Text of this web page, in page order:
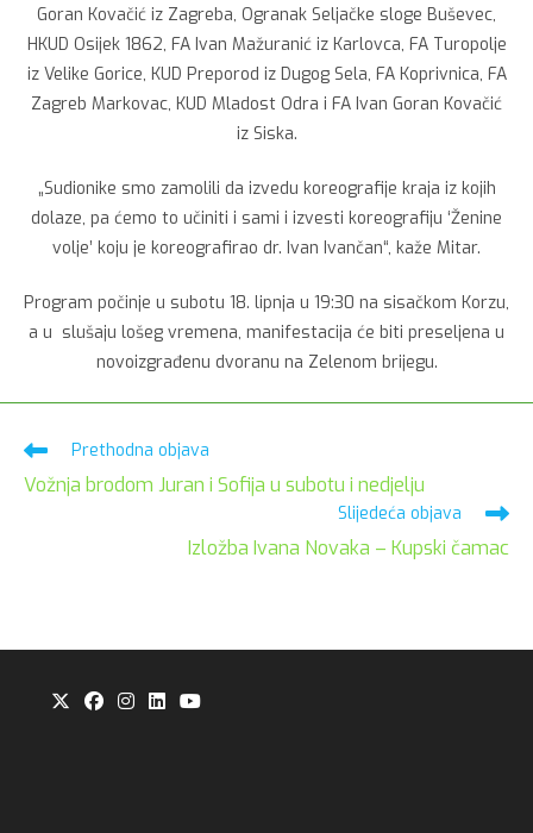
Goran Kovačić iz Zagreba, Ogranak Seljačke sloge Buševec,
HKUD Osijek 1862, FA Ivan Mažuranić iz Karlovca, FA Turopolje
iz Velike Gorice, KUD Preporod iz Dugog Sela, FA Koprivnica, FA
Zagreb Markovac, KUD Mladost Odra i FA Ivan Goran Kovačić
iz Siska.
„Sudionike smo zamolili da izvedu koreografije kraja iz kojih
dolaze, pa ćemo to učiniti i sami i izvesti koreografiju ‘Ženine
volje’ koju je koreografirao dr. Ivan Ivančan“, kaže Mitar.
Program počinje u subotu 18. lipnja u 19:30 na sisačkom Korzu,
a u slušaju lošeg vremena, manifestacija će biti preseljena u
novoizgrađenu dvoranu na Zelenom brijegu.
Pročitaj
članaka
Prethodna objava
Vožnja brodom Juran i Sofija u subotu i nedjelju
Slijedeća objava
Izložba Ivana Novaka – Kupski čamac